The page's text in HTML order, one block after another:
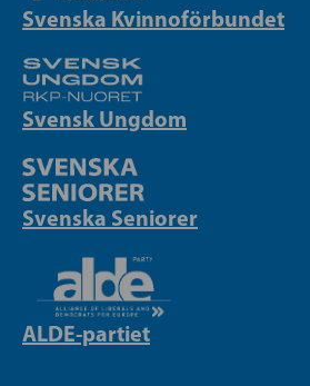
Svenska Kvinnoförbundet
Svensk Ungdom
Svenska Seniorer
ALDE-partiet